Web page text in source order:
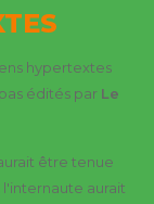
hypertextes
édités par Le
être tenue
aurait